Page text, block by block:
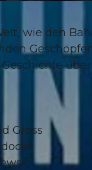
wie den
Gross